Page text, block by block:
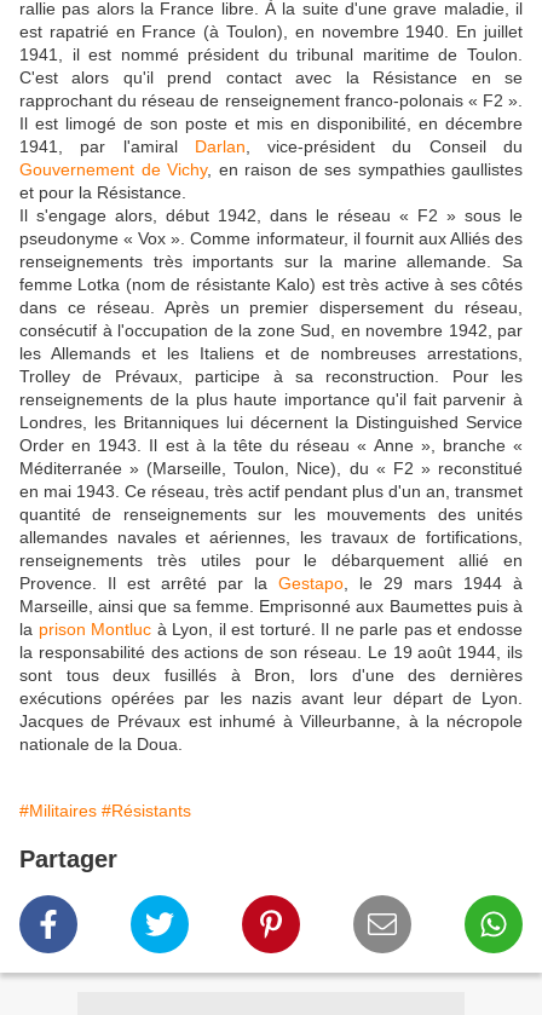
rallie pas alors la France libre. À la suite d'une grave maladie, il
est rapatrié en France (à Toulon), en novembre 1940. En juillet
1941, il est nommé président du tribunal maritime de Toulon.
C'est alors qu'il prend contact avec la Résistance en se
rapprochant du réseau de renseignement franco-polonais « F2 ».
Il est limogé de son poste et mis en disponibilité, en décembre
1941, par l'amiral Darlan , vice-président du Conseil du
Gouvernement de Vichy, en raison de ses sympathies gaullistes
et pour la Résistance.
Il s'engage alors, début 1942, dans le réseau « F2 » sous le
pseudonyme « Vox ». Comme informateur, il fournit aux Alliés des
renseignements très importants sur la marine allemande. Sa
femme Lotka (nom de résistante Kalo) est très active à ses côtés
dans ce réseau. Après un premier dispersement du réseau,
consécutif à l'occupation de la zone Sud, en novembre 1942, par
les Allemands et les Italiens et de nombreuses arrestations,
Trolley de Prévaux, participe à sa reconstruction. Pour les
renseignements de la plus haute importance qu'il fait parvenir à
Londres, les Britanniques lui décernent la Distinguished Service
Order en 1943. Il est à la tête du réseau « Anne », branche «
Méditerranée » (Marseille, Toulon, Nice), du « F2 » reconstitué
en mai 1943. Ce réseau, très actif pendant plus d'un an, transmet
quantité de renseignements sur les mouvements des unités
allemandes navales et aériennes, les travaux de fortifications,
renseignements très utiles pour le débarquement allié en
Provence. Il est arrêté par la Gestapo , le 29 mars 1944 à
Marseille, ainsi que sa femme. Emprisonné aux Baumettes puis à
la prison Montluc à Lyon, il est torturé. Il ne parle pas et endosse
la responsabilité des actions de son réseau. Le 19 août 1944, ils
sont tous deux fusillés à Bron, lors d'une des dernières
exécutions opérées par les nazis avant leur départ de Lyon.
Jacques de Prévaux est inhumé à Villeurbanne, à la nécropole
nationale de la Doua.
#Militaires #Résistants
Partager